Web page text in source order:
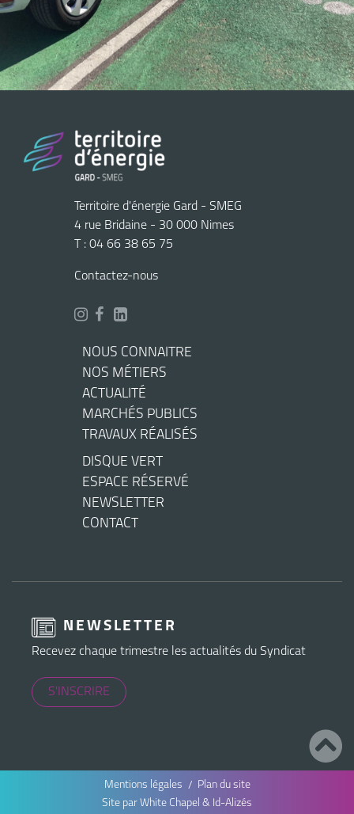
Territoire d'énergie Gard - SMEG
4 rue Bridaine - 30 000 Nimes
T : 04 66 38 65 75
Contactez-nous
NOUS CONNAITRE
NOS MÉTIERS
ACTUALITÉ
MARCHÉS PUBLICS
TRAVAUX RÉALISÉS
DISQUE VERT
ESPACE RÉSERVÉ
NEWSLETTER
CONTACT
NEWSLETTER
Recevez chaque trimestre les actualités du Syndicat
S'INSCRIRE
Mentions légales
Plan du site
Site par White Chapel & Id-Alizés